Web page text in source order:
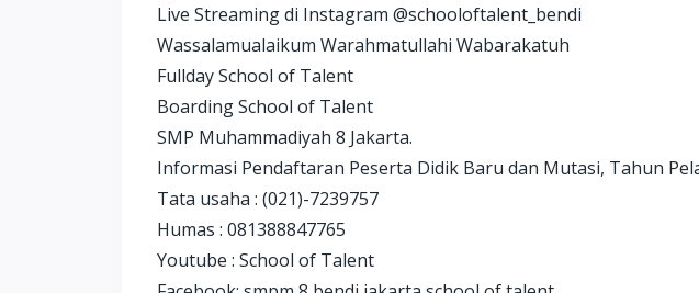
Live Streaming di Instagram @schooloftalent_bendi
Wassalamualaikum Warahmatullahi Wabarakatuh
Fullday School of Talent
Boarding School of Talent
SMP Muhammadiyah 8 Jakarta.
Informasi Pendaftaran Peserta Didik Baru dan Mutasi, Tahun
Tata usaha : (021)-7239757
Humas : 081388847765
Youtube : School of Talent